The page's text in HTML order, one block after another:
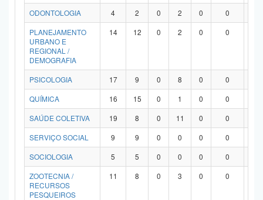
ODONTOLOGIA
4 2 0 2 0 0
PLANEJAMENTO
URBANO E
REGIONAL /
DEMOGRAFIA
14 12 0 2 0 0
PSICOLOGIA 17 9 0 8 0 0
QUÍMICA
16 15 0 1 0 0
SAÚDE COLETIVA
19 8 0 11 0 0
SERVIÇO SOCIAL
9 9 0 0 0 0
SOCIOLOGIA
5 5 0 0 0 0
ZOOTECNIA /
RECURSOS
PESQUEIROS
11 8 0 3 0 0